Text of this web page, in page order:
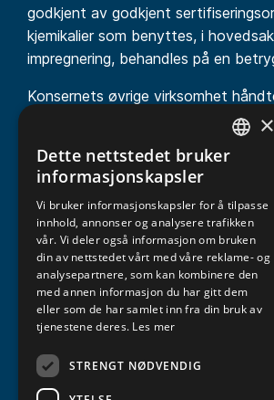
godkjent av godkjent
kjemikalier som benyttes, i
impregnering, behandles på en
Konsernets øvrige virksomhet
materialer eller kjemikalier som er
konsesjoner eller pålegg. Konsernet
likevel at virksomheten påvirker ytre
klimaendringer gjennom egne
kunder og leverandører. Konsernet
for å redusere vår påvirkning
arbeid i konsernet knyttet til klima.
Datterselskapene NOFI Tromsø AS
er sertifisert i henhold til ISO 14001 –
Ledelsessystem for miljø, og jobber
miljøhåndtering, og har jevnlige
på sertifiseringen. NOFI
NORWEGIAN
ENGLISH
×
Dette nettstedet bruker
informasjonskapsler
Vi bruker informasjonskapsler for å tilpasse
innhold, annonser og analysere trafikken
vår. Vi deler også informasjon om bruken
din av nettstedet vårt med våre reklame- og
analysepartnere, som kan kombinere den
med annen informasjon du har gitt dem
eller som de har samlet inn fra din bruk av
tjenestene deres. Les mer
STRENGT NØDVENDIG